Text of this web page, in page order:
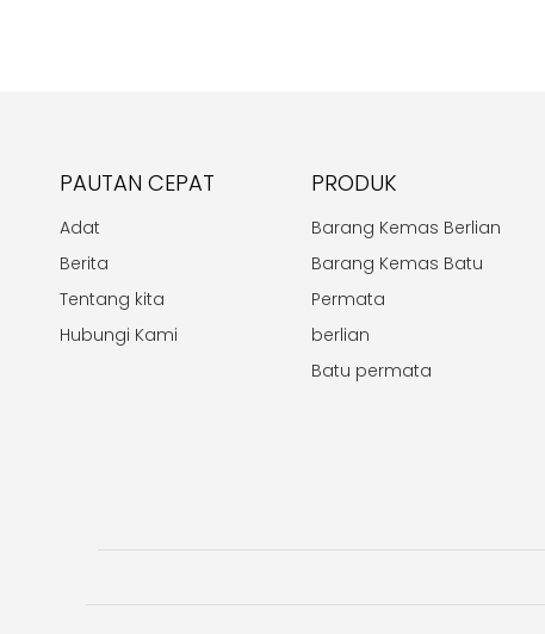
PAUTAN CEPAT
Adat
Berita
Tentang kita
Hubungi Kami
PRODUK
Barang Kemas Berlian
Barang Kemas Batu
Permata
berlian
Batu permata